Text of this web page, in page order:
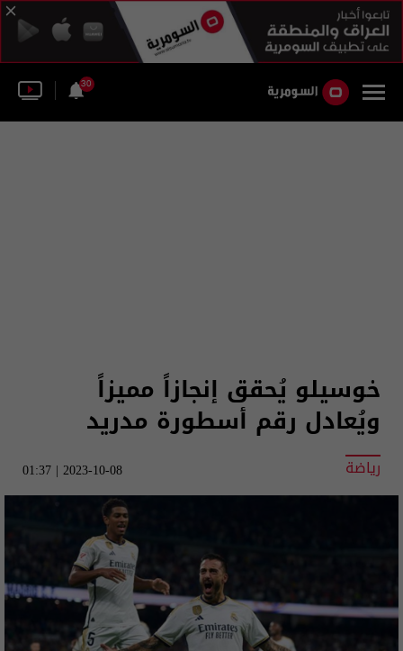
30
خوسيلو يُحقق إنجازاً مميزاً
ويُعادل رقم أسطورة مدريد
رياضة 2023-10-08 | 01:37